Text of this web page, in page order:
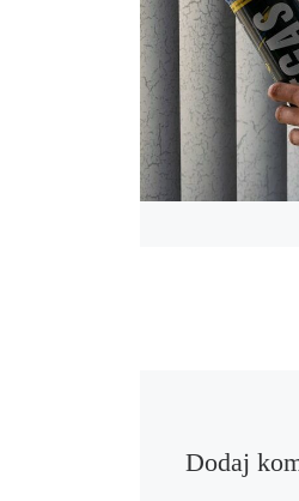
Dodaj